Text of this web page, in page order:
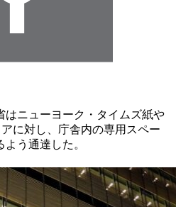
はニューヨーク・タイムズ紙や
に対し、庁舎内の専用スペー
う通達した。